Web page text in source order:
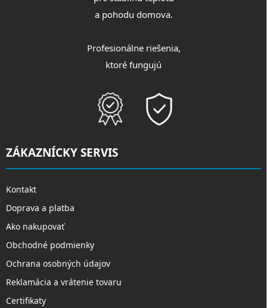
a pohodu domova.
Profesionálne riešenia,
ktoré fungujú
ZÁKAZNÍCKY SERVIS
Kontakt
Doprava a platba
Ako nakupovať
Obchodné podmienky
Ochrana osobných údajov
Reklamácia a vrátenie tovaru
Certifikaty